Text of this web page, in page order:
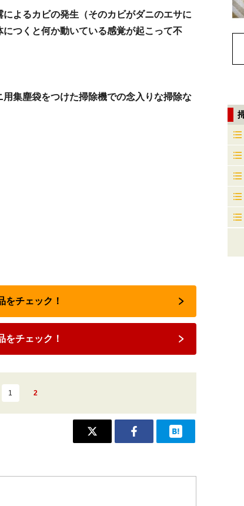
よるカビの発生（そのカビがダニのエサに
つくと何か動いている感覚が起こって不
集塵袋をつけた掃除機での念入りな掃除な
チェック！
をチェック！
1 2